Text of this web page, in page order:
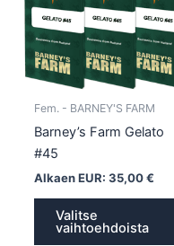
Fem. - BARNEY'S FARM
Barney’s Farm Gelato
#45
Alkaen EUR: 35,00€
Valitse
vaihtoehdoista